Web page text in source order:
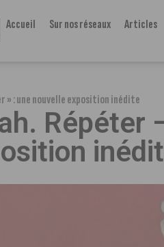
Accueil Sur nos réseaux Articles
» : une nouvelle exposition inédite
Répéter